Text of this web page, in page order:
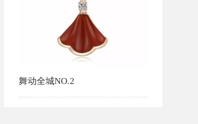
舞动全城NO.2